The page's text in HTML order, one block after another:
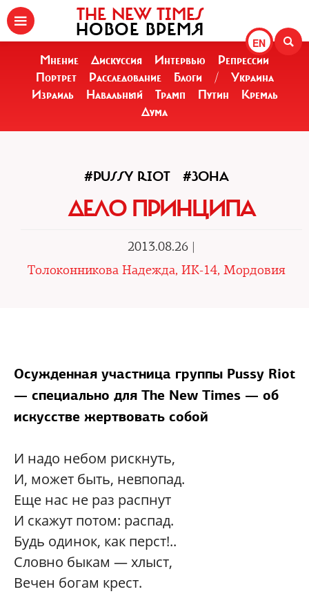
EN
THE NEW TIMES
НОВОЕ ВРЕМЯ
Мнение Дискуссия Интервью
Репрессии
Портрет
Расследование Блоги /
Украина
Израиль
Навальный Трамп Путин
Кремль
Дума
#PUSSY RIOT #ЗОНА
ДЕЛО ПРИНЦИПА
2013.08.26 |
Толоконникова Надежда, ИК-14, Мордовия
Осужденная участница группы Pussy Riot
— специально для The New Times — об
искусстве жертвовать собой
И надо небом рискнуть,
И, может быть, невпопад.
Еще нас не раз распнут
И скажут потом: распад.
Будь одинок, как перст!..
Словно быкам — хлыст,
Вечен богам крест.